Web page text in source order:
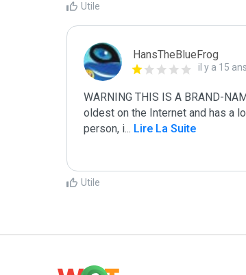
Utile
HansTheBlueFrog
il y a 15 ans
WARNING THIS IS A BRAND-
oldest on the Internet and has a
person, i... Lire La Suite
Utile